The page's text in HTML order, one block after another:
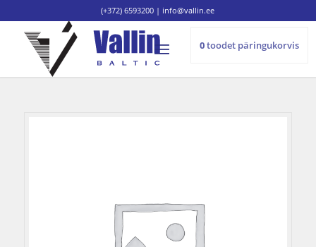
(+372) 6593200 | info@vallin.ee
0toodet päringukorvis